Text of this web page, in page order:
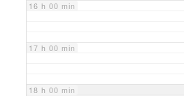
16 h 00 min
17 h 00 min
18 h 00 min